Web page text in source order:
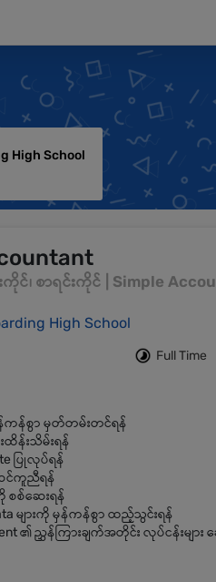
High School
င်၊ စာရင်းကိုင် | Simple
High School
Full Time
မှန်ကန်စွာ မှတ်တမ်းတင်ရန်
းထိန်းသိမ်းရန်
ပြုလုပ်ရန်
င်ဆင်ကူညီရန်
ကို စစ်ဆေးရန်
များကို မှန်ကန်စွာ ထည့်သွင်းရန်
၏ ညွှန်ကြားချက်အတိုင်း လုပ်ငန်းမျာ